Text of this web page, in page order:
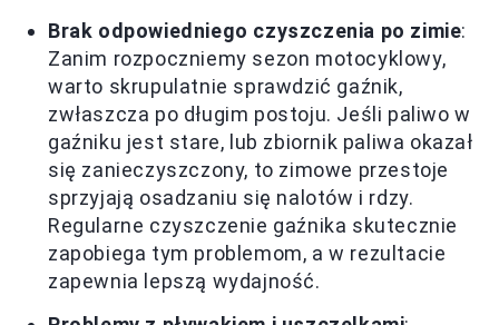
Brak odpowiedniego czyszczenia po zimie:
Zanim rozpoczniemy sezon motocyklowy,
warto skrupulatnie sprawdzić gaźnik,
zwłaszcza po długim postoju. Jeśli paliwo w
gaźniku jest stare, lub zbiornik paliwa okazał
się zanieczyszczony, to zimowe przestoje
sprzyjają osadzaniu się nalotów i rdzy.
Regularne czyszczenie gaźnika skutecznie
zapobiega tym problemom, a w rezultacie
zapewnia lepszą wydajność.